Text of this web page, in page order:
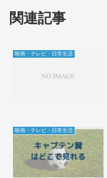
関連記事
映画・テレビ・日常生活
映画・テレビ・日常生活